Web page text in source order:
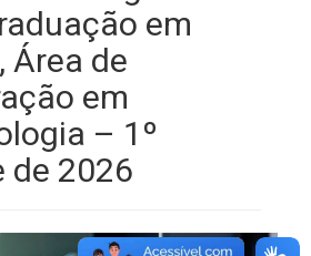
em
Área de
em
– 1º
de 2026